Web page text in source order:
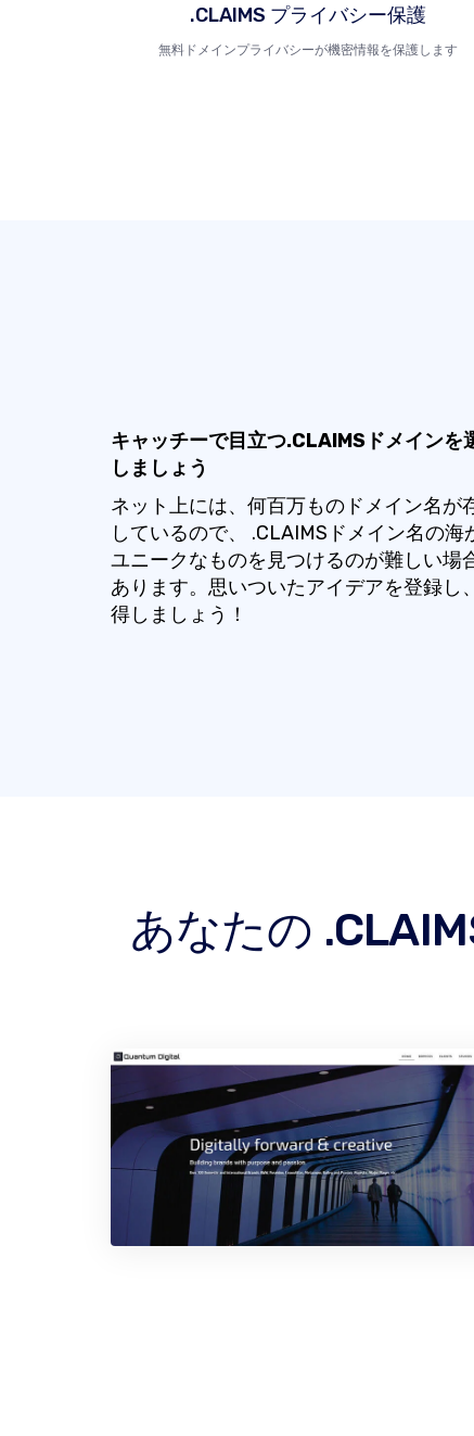
.CLAIMS プライバシー保護
無料ドメインプライバシーが機密情報を保護します
キャッチーで目立つ.CLAIMSドメインを
しましょう
ネット上には、何百万ものドメイン名が
しているので、 .CLAIMSドメイン名の海
ユニークなものを見つけるのが難しい場
あります。思いついたアイデアを登録し
得しましょう！
あなたの